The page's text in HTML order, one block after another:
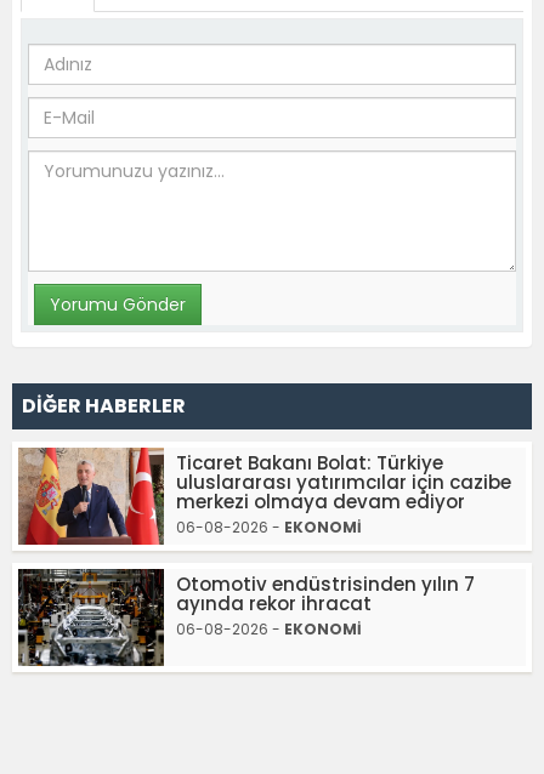
DİĞER HABERLER
Ticaret Bakanı Bolat: Türkiye
uluslararası yatırımcılar için cazibe
merkezi olmaya devam ediyor
06-08-2026 - EKONOMİ
Otomotiv endüstrisinden yılın 7
ayında rekor ihracat
06-08-2026 - EKONOMİ